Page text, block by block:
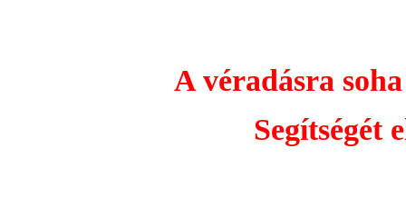
A véradásra
Segítségét